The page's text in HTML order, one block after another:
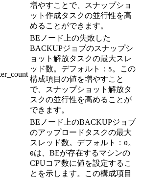
増やすことで、スナップショ
ット作成タスクの並行性を高
めることができます。
BEノード上の失敗した
BACKUPジョブのスナップシ
ョット解放タスクの最大スレ
ッド数。デフォルト： 5。この
構成項目の値を増やすこと
で、スナップショット解放タ
スクの並行性を高めることが
できます。
BEノード上のBACKUPジョブ
のアップロードタスクの最大
スレッド数。デフォルト： 0。
0は、BEが存在するマシンの
CPUコア数に値を設定するこ
とを示します。この構成項目